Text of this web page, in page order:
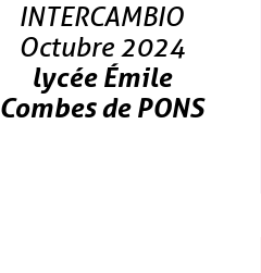
INTERCAMBIO
Octubre 2024
lycée Émile
Combes de PONS